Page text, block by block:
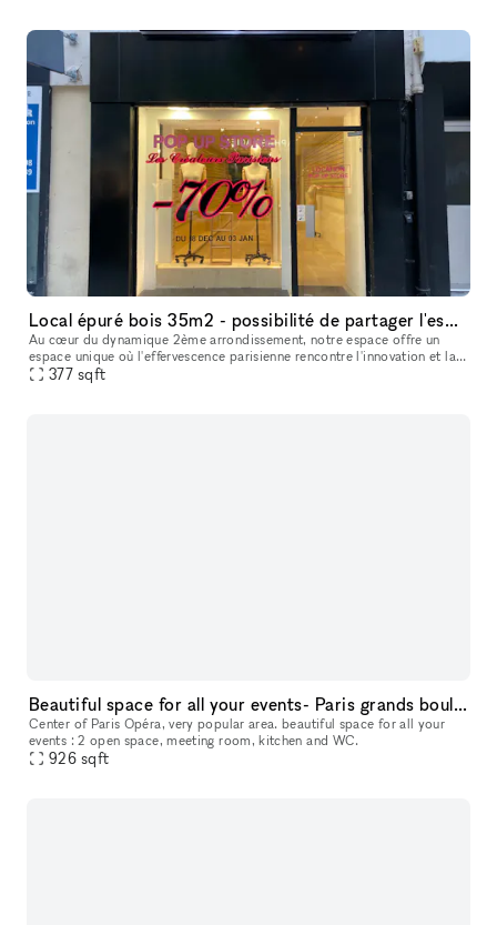
Local épuré bois 35m2 - possibilité de partager l'espace avec un autre locataire
Au cœur du dynamique 2ème arrondissement, notre espace offre un
espace unique où l'effervescence parisienne rencontre l'innovation et la
créativité. Notre concept de boutique éphémère est plus qu'un
377 sqft
Beautiful space for all your events- Paris grands boulevards
Center of Paris Opéra, very popular area. beautiful space for all your
events : 2 open space, meeting room, kitchen and WC.
926 sqft